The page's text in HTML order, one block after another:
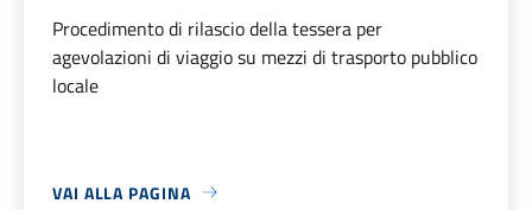
Procedimento di rilascio della tessera per
agevolazioni di viaggio su mezzi di trasporto pubblico
locale
VAI ALLA PAGINA